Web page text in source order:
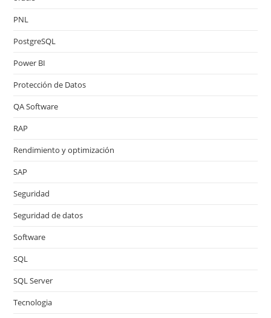
PNL
PostgreSQL
Power BI
Protección de Datos
QA Software
RAP
Rendimiento y optimización
SAP
Seguridad
Seguridad de datos
Software
SQL
SQL Server
Tecnologia